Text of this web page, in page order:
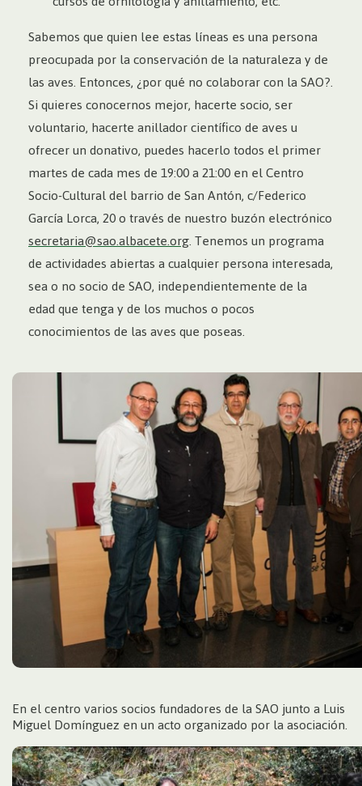
Sabemos que quien lee estas líneas es una persona
preocupada por la conservación de la naturaleza y de
las aves. Entonces, ¿por qué no colaborar con la SAO?.
Si quieres conocernos mejor, hacerte socio, ser
voluntario, hacerte anillador científico de aves u
ofrecer un donativo, puedes hacerlo todos el primer
martes de cada mes de 19:00 a 21:00 en el Centro
Socio-Cultural del barrio de San Antón, c/Federico
García Lorca, 20 o través de nuestro buzón electrónico
secretaria@sao.albacete.org. Tenemos un programa
de actividades abiertas a cualquier persona interesada,
sea o no socio de SAO, independientemente de la
edad que tenga y de los muchos o pocos
conocimientos de las aves que poseas.
En el centro varios socios fundadores de la SAO junto a Luis
Miguel Domínguez en un acto organizado por la asociación.